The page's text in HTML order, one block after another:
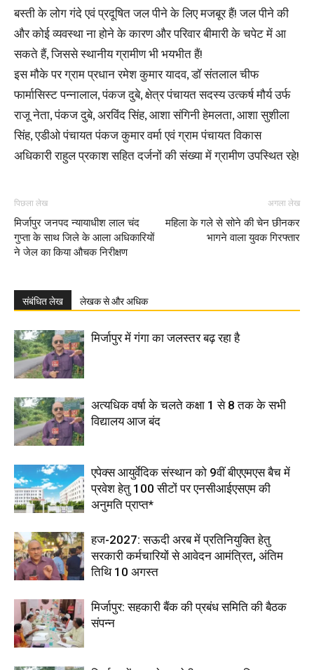
बस्ती के लोग गंदे एवं प्रदूषित जल पीने के लिए मजबूर हैं! जल पीने की
और कोई व्यवस्था ना होने के कारण और परिवार बीमारी के चपेट में आ
सकते हैं, जिससे स्थानीय ग्रामीण भी भयभीत हैं!
इस मौके पर ग्राम प्रधान रमेश कुमार यादव, डॉ संतलाल चीफ
फार्मासिस्ट पन्नालाल, पंकज दुबे, क्षेत्र पंचायत सदस्य उत्कर्ष मौर्य उर्फ
राजू नेता, पंकज दुबे, अरविंद सिंह, आशा संगिनी हेमलता, आशा सुशीला
सिंह, एडीओ पंचायत पंकज कुमार वर्मा एवं ग्राम पंचायत विकास
अधिकारी राहुल प्रकाश सहित दर्जनों की संख्या में ग्रामीण उपस्थित रहे!
पिछला लेख
मिर्जापुर जनपद न्यायाधीश लाल चंद
गुप्ता के साथ जिले के आला अधिकारियों
ने जेल का किया औचक निरीक्षण
अगला लेख
महिला के गले से सोने की चेन छीनकर
भागने वाला युवक गिरफ्तार
संबंधित लेख लेखक से और अधिक
मिर्जापुर में गंगा का जलस्तर बढ़ रहा है
अत्यधिक वर्षा के चलते कक्षा 1 से 8 तक के सभी
विद्यालय आज बंद
एपेक्स आयुर्वेदिक संस्थान को 9वीं बीएएमएस बैच में
प्रवेश हेतु 100 सीटों पर एनसीआईएसएम की
अनुमति प्राप्त*
हज-2027: सऊदी अरब में प्रतिनियुक्ति हेतु
सरकारी कर्मचारियों से आवेदन आमंत्रित, अंतिम
तिथि 10 अगस्त
मिर्जापुर: सहकारी बैंक की प्रबंध समिति की बैठक
संपन्न